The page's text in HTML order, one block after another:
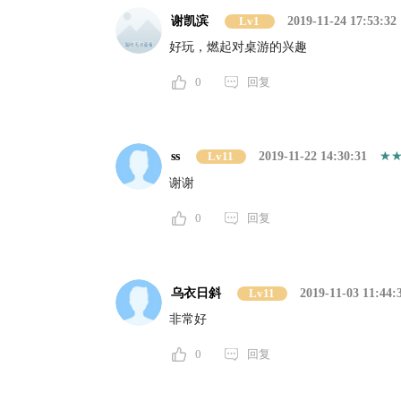
谢凯滨 Lv1
2019-11-24 17:53:32
好玩，燃起对桌游的兴趣
0 回复
ss Lv11
2019-11-22 14:30:31
谢谢
0 回复
乌衣日斜 Lv11
2019-11-03
非常好
0 回复